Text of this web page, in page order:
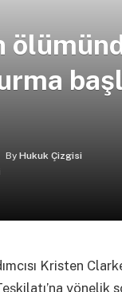
By Hukuk Çizgisi
Kristen
yönelik